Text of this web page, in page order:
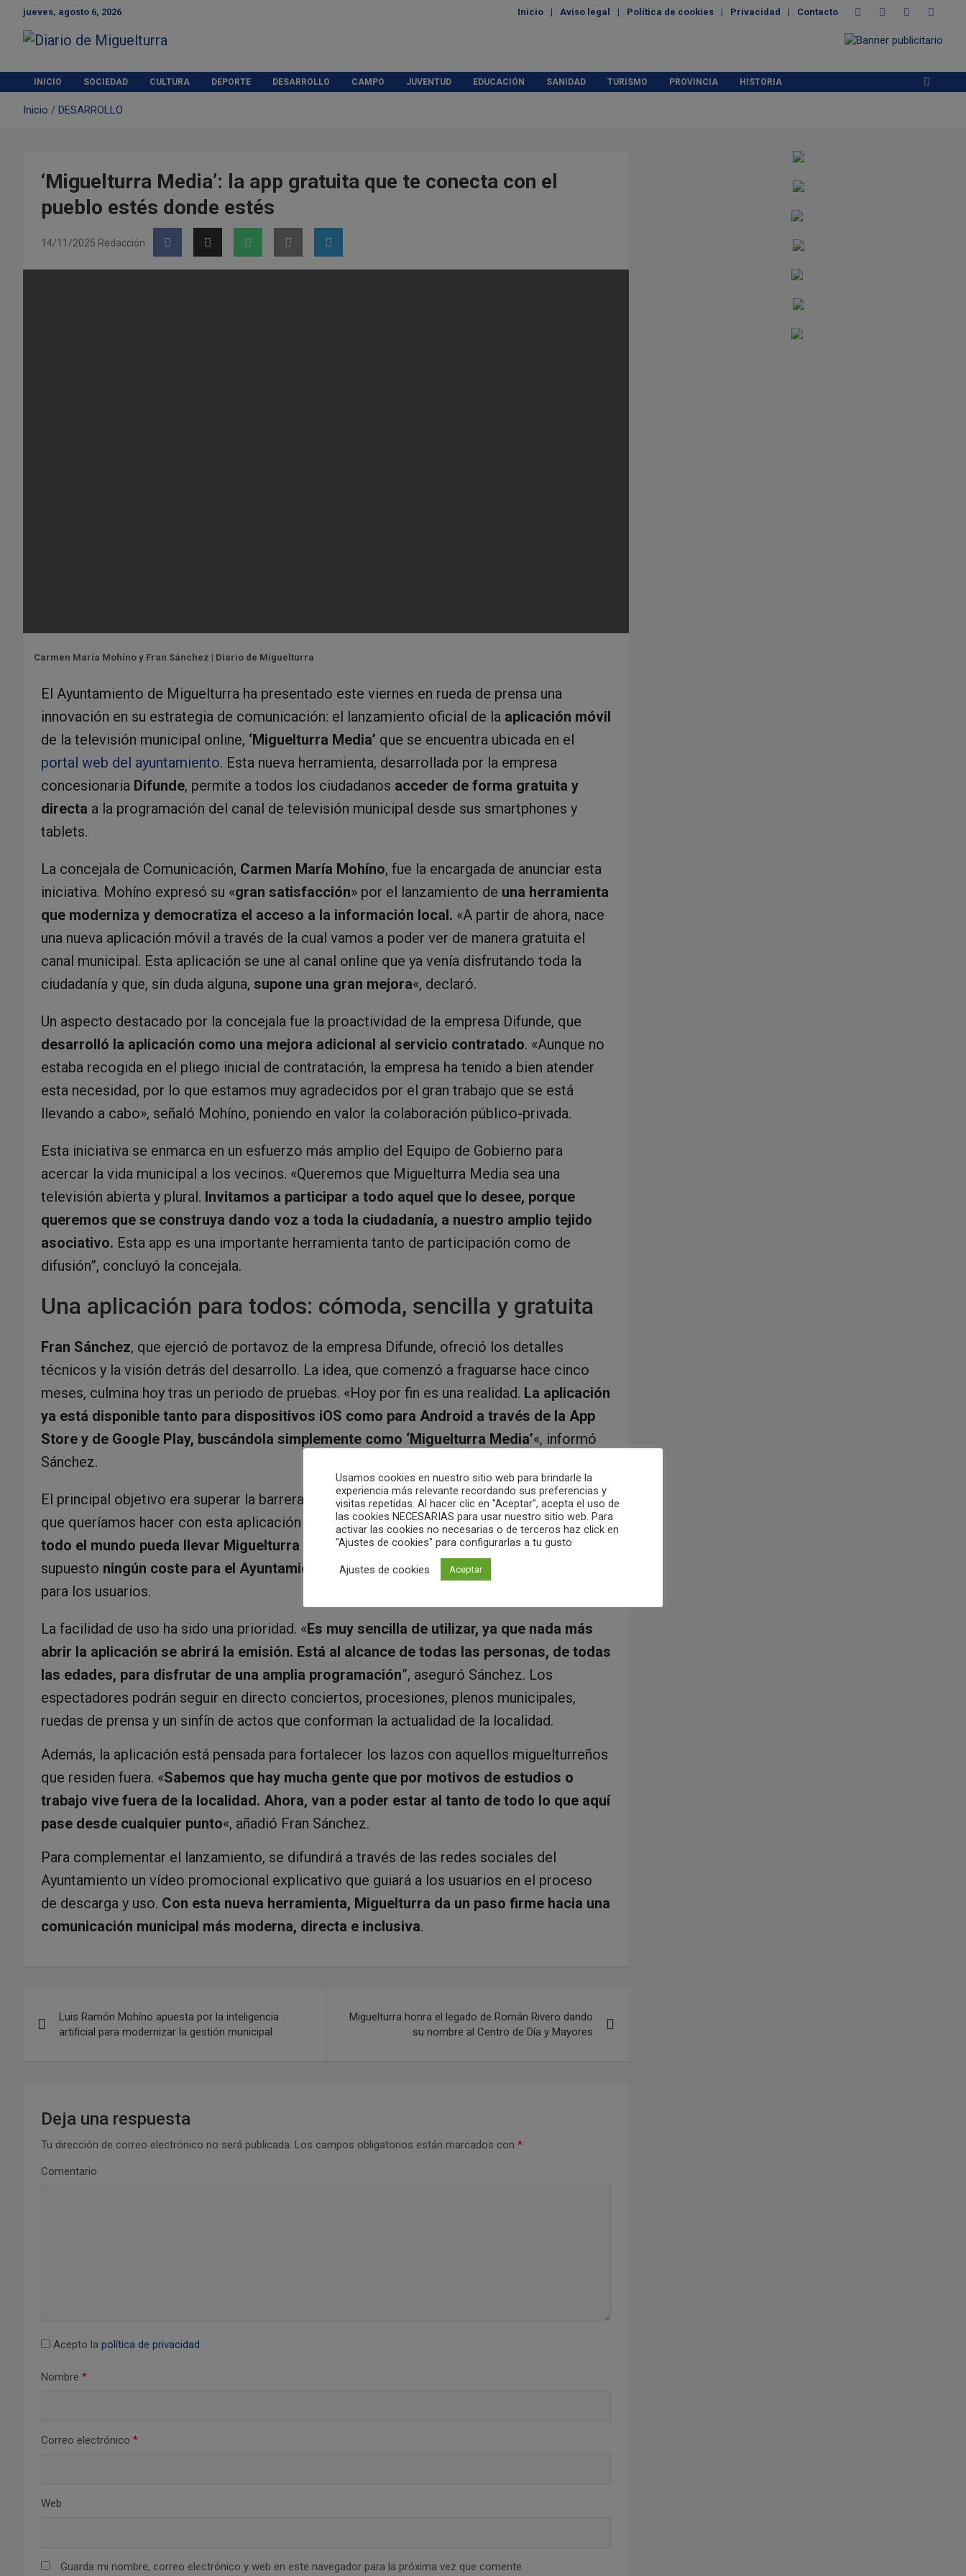
jueves, agosto 6, 2026 Inicio Aviso legal Política de cookies Privacidad Contacto
Diario de Miguelturra
INICIO SOCIEDAD CULTURA DEPORTE DESARROLLO CAMPO JUVENTUD EDUCACIÓN SANIDAD TURISMO PROVINCIA HISTORIA
Inicio DESARROLLO
‘Miguelturra Media’: la app gratuita que te conecta con el
pueblo estés donde estés
14/11/2025 Redacción
Carmen María Mohíno y Fran Sánchez | Diario de Miguelturra
El Ayuntamiento de Miguelturra ha presentado este viernes en rueda de prensa una
innovación en su estrategia de comunicación: el lanzamiento oficial de la aplicación móvil
de la televisión municipal online, ‘Miguelturra Media’ que se encuentra ubicada en el
portal web del ayuntamiento. Esta nueva herramienta, desarrollada por la empresa
concesionaria Difunde, permite a todos los ciudadanos acceder de forma gratuita y
directa a la programación del canal de televisión municipal desde sus smartphones y
tablets.
La concejala de Comunicación, Carmen María Mohíno, fue la encargada de anunciar esta
iniciativa. Mohíno expresó su «gran satisfacción» por el lanzamiento de una herramienta
que moderniza y democratiza el acceso a la información local. «A partir de ahora, nace
una nueva aplicación móvil a través de la cual vamos a poder ver de manera gratuita el
canal municipal. Esta aplicación se une al canal online que ya venía disfrutando toda la
ciudadanía y que, sin duda alguna, supone una gran mejora«, declaró.
Un aspecto destacado por la concejala fue la proactividad de la empresa Difunde, que
desarrolló la aplicación como una mejora adicional al servicio contratado. «Aunque no
estaba recogida en el pliego inicial de contratación, la empresa ha tenido a bien atender
esta necesidad, por lo que estamos muy agradecidos por el gran trabajo que se está
llevando a cabo», señaló Mohíno, poniendo en valor la colaboración público-privada.
Esta iniciativa se enmarca en un esfuerzo más amplio del Equipo de Gobierno para
acercar la vida municipal a los vecinos. «Queremos que Miguelturra Media sea una
televisión abierta y plural. Invitamos a participar a todo aquel que lo desee, porque
queremos que se construya dando voz a toda la ciudadanía, a nuestro amplio tejido
asociativo. Esta app es una importante herramienta tanto de participación como de
difusión”, concluyó la concejala.
Una aplicación para todos: cómoda, sencilla y gratuita
Fran Sánchez, que ejerció de portavoz de la empresa Difunde, ofreció los detalles
técnicos y la visión detrás del desarrollo. La idea, que comenzó a fraguarse hace cinco
meses, culmina hoy tras un periodo de pruebas. «Hoy por fin es una realidad. La aplicación
ya está disponible tanto para dispositivos iOS como para Android a través de la App
Store y de Google Play, buscándola simplemente como ‘Miguelturra Media’«, informó
Sánchez.
El principal objetivo era superar la barrera del acceso a través de la web municipal. «Lo
que queríamos hacer con esta aplicación es hacerlo más cómodo, más sencillo, para que
todo el mundo pueda llevar Miguelturra en su bolsillo «, explicó. El desarrollo no ha
supuesto ningún coste para el Ayuntamiento y la aplicación es completamente gratuita
para los usuarios.
La facilidad de uso ha sido una prioridad. «Es muy sencilla de utilizar, ya que nada más
abrir la aplicación se abrirá la emisión. Está al alcance de todas las personas, de todas
las edades, para disfrutar de una amplia programación”, aseguró Sánchez. Los
espectadores podrán seguir en directo conciertos, procesiones, plenos municipales,
ruedas de prensa y un sinfín de actos que conforman la actualidad de la localidad.
Además, la aplicación está pensada para fortalecer los lazos con aquellos miguelturreños
que residen fuera. «Sabemos que hay mucha gente que por motivos de estudios o
trabajo vive fuera de la localidad. Ahora, van a poder estar al tanto de todo lo que aquí
pase desde cualquier punto«, añadió Fran Sánchez.
Para complementar el lanzamiento, se difundirá a través de las redes sociales del
Ayuntamiento un vídeo promocional explicativo que guiará a los usuarios en el proceso
de descarga y uso. Con esta nueva herramienta, Miguelturra da un paso firme hacia una
comunicación municipal más moderna, directa e inclusiva.
Luis Ramón Mohíno apuesta por la inteligencia
artificial para modernizar la gestión municipal
Miguelturra honra el legado de Román Rivero dando
su nombre al Centro de Día y Mayores
Deja una respuesta
Tu dirección de correo electrónico no será publicada. Los campos obligatorios están marcados con *
Comentario
Acepto la política de privacidad.
Nombre *
Correo electrónico *
Web
Guarda mi nombre, correo electrónico y web en este navegador para la próxima vez que comente.
Usamos cookies en nuestro sitio web para brindarle la
experiencia más relevante recordando sus preferencias y
visitas repetidas. Al hacer clic en "Aceptar", acepta el uso de
las cookies NECESARIAS para usar nuestro sitio web. Para
activar las cookies no necesarias o de terceros haz click en
"Ajustes de cookies" para configurarlas a tu gusto
Ajustes de cookies Aceptar